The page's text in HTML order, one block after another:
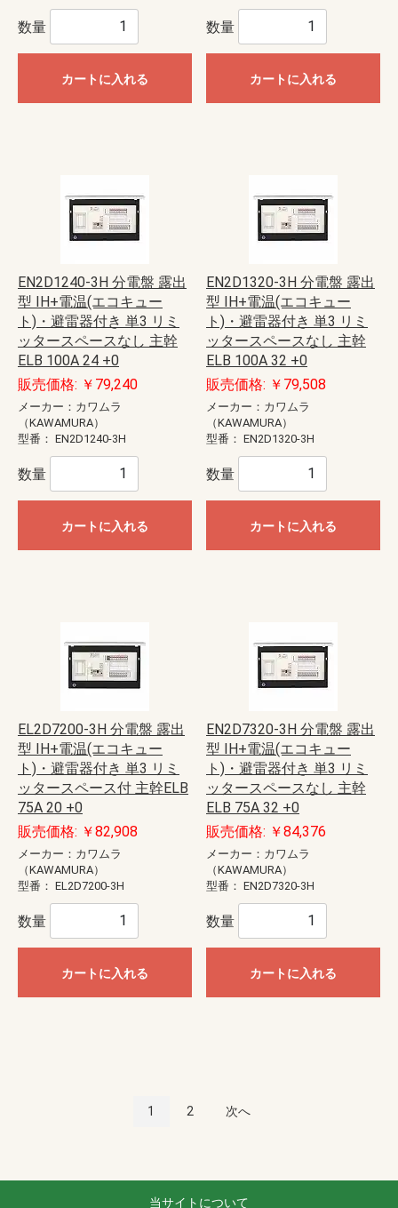
数量
カートに入れる
数量
カートに入れる
EN2D1240-3H 分電盤 露出
型 IH+電温(エコキュー
ト)・避雷器付き 単3 リミ
ッタースペースなし 主幹
ELB 100A 24 +0
販売価格: ￥79,240
メーカー：カワムラ
（KAWAMURA）
型番： EN2D1240-3H
数量
カートに入れる
EN2D1320-3H 分電盤 露出
型 IH+電温(エコキュー
ト)・避雷器付き 単3 リミ
ッタースペースなし 主幹
ELB 100A 32 +0
販売価格: ￥79,508
メーカー：カワムラ
（KAWAMURA）
型番： EN2D1320-3H
数量
カートに入れる
EL2D7200-3H 分電盤 露出
型 IH+電温(エコキュー
ト)・避雷器付き 単3 リミ
ッタースペース付 主幹ELB
75A 20 +0
販売価格: ￥82,908
メーカー：カワムラ
（KAWAMURA）
型番： EL2D7200-3H
数量
カートに入れる
EN2D7320-3H 分電盤 露出
型 IH+電温(エコキュー
ト)・避雷器付き 単3 リミ
ッタースペースなし 主幹
ELB 75A 32 +0
販売価格: ￥84,376
メーカー：カワムラ
（KAWAMURA）
型番： EN2D7320-3H
数量
カートに入れる
1 2 次へ
当サイトについて